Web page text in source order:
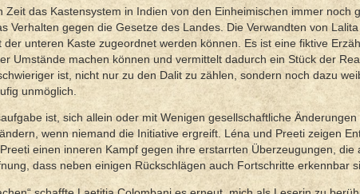
das Kastensystem in Indien von den Einheimischen immer noch
Verhalten gegen die Gesetze des Landes. Die Verwandten von
unteren Kaste zugeordnet werden können. Es ist eine fiktive
Umstände machen können und vermittelt dadurch ein Stück der
ist, nicht nur zu den Dalit zu zählen, sondern noch dazu
unmöglich.
ist, sich allein oder mit Wenigen gesellschaftliche
wenn niemand die Initiative ergreift. Léna und Preeti zeigen
einen inneren Kampf gegen ihre erstarrten Überzeugungen, die
dass neben einigen Rückschlägen auch Fortschritte erkennbar